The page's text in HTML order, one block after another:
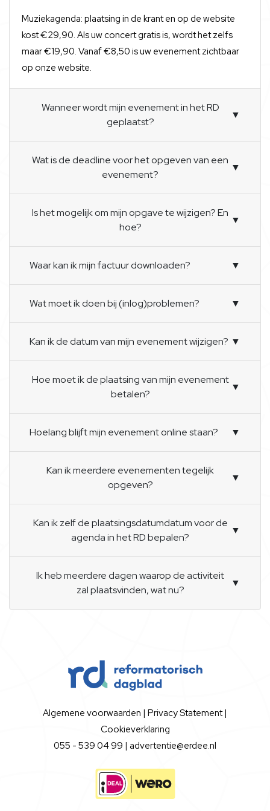
Muziekagenda: plaatsing in de krant en op de website
kost €29,90. Als uw concert gratis is, wordt het zelfs
maar €19,90. Vanaf €8,50 is uw evenement zichtbaar
op onze website.
Wanneer wordt mijn evenement in het RD
geplaatst?
▼
Wat is de deadline voor het opgeven van een
evenement?
▼
Is het mogelijk om mijn opgave te wijzigen? En
hoe?
▼
Waar kan ik mijn factuur downloaden? ▼
Wat moet ik doen bij (inlog)problemen? ▼
Kan ik de datum van mijn evenement wijzigen? ▼
Hoe moet ik de plaatsing van mijn evenement
betalen?
▼
Hoelang blijft mijn evenement online staan? ▼
Kan ik meerdere evenementen tegelijk
opgeven?
▼
Kan ik zelf de plaatsingsdatumdatum voor de
agenda in het RD bepalen?
▼
Ik heb meerdere dagen waarop de activiteit
zal plaatsvinden, wat nu?
▼
Algemene voorwaarden | Privacy Statement|
Cookieverklaring
055 - 539 04 99 | advertentie@erdee.nl